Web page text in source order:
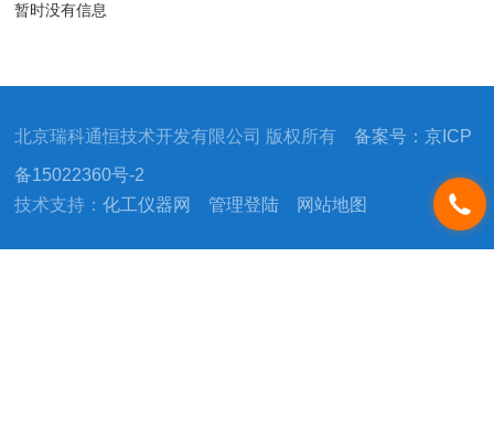
暂时没有信息
北京瑞科通恒技术开发有限公司 版权所有备案号：京ICP
备15022360号-2
技术支持：化工仪器网 管理登陆 网站地图